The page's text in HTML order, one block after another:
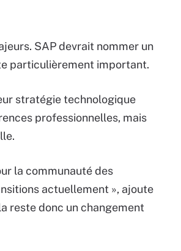
SAP devrait nommer un
particulièrement important.
stratégie technologique
professionnelles, mais
la communauté des
actuellement », ajoute
reste donc un changement